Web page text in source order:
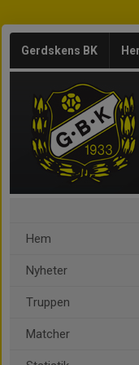
Gerdskens BK
Hem
Nyheter
Truppen
Matcher